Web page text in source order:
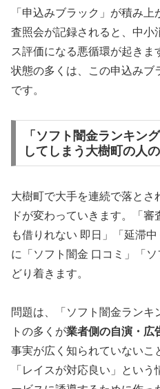
「申込みブラック」が積み
査照会が記録されると、中小
ス評価になる悪循環が起きま
状態の多くは、この申込みブ
です。
「ソフト闇金ランキン
してしまう大樹町の人
大樹町で大手を連続で落とさ
ドが変わっていきます。「
も借りれない 即日」「延滞
に「ソフト闇金 口コミ」「
どり着きます。
問題は、「ソフト闇金ランキ
トの多くが業者側の自演・広
事実が広く知られていないこ
「レイスが対応良い」とい